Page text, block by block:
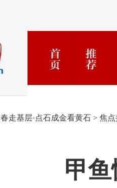
走基层·点石成金看黄石 > 焦
甲